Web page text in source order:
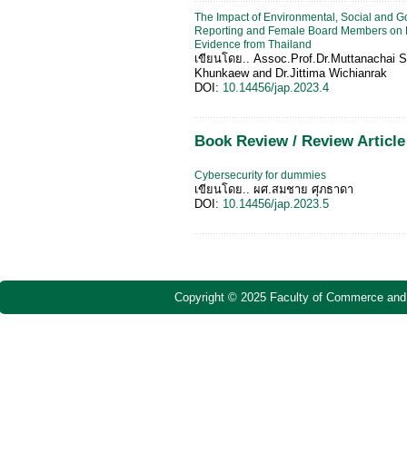
The Impact of Environmental, Social and
Reporting and Female Board Members
Evidence from Thailand
เขียนโดย.. Assoc.Prof.Dr.Muttanachai
Khunkaew and Dr.Jittima Wichianrak
DOI: 10.14456/jap.2023.4
Book Review / Review Article
Cybersecurity for dummies
เขียนโดย.. ผศ.สมชาย ศุภธาดา
DOI: 10.14456/jap.2023.5
Copyright © 2025 Faculty of Commerce